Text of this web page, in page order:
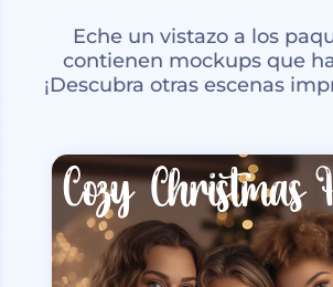
Eche un vistazo a los
contienen mockups que
¡Descubra otras escenas